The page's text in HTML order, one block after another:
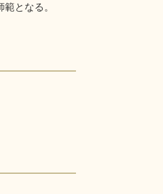
となる。